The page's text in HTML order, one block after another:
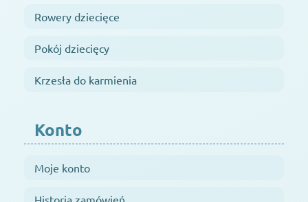
Rowery dziecięce
Pokój dziecięcy
Krzesła do karmienia
Konto
Moje konto
Historia zamówień